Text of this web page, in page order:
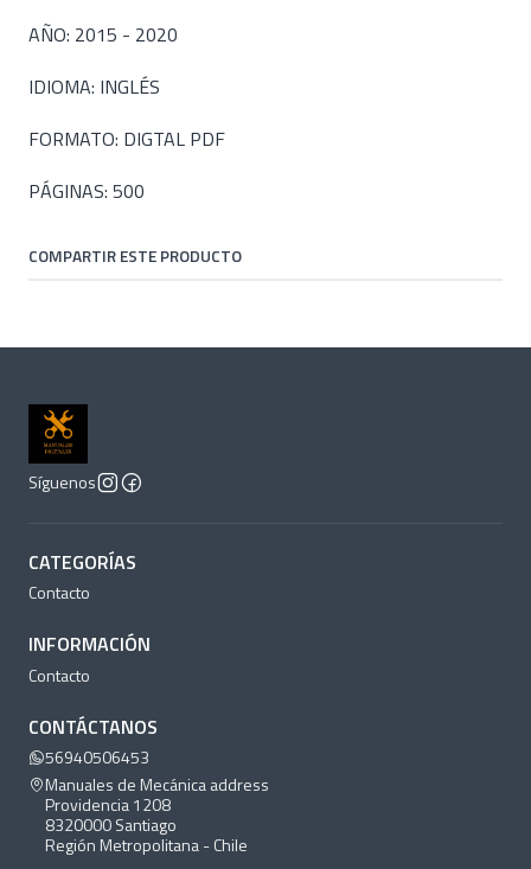
AÑO: 2015 - 2020
IDIOMA: INGLÉS
FORMATO: DIGTAL PDF
PÁGINAS: 500
COMPARTIR ESTE PRODUCTO
Síguenos
CATEGORÍAS
Contacto
INFORMACIÓN
Contacto
CONTÁCTANOS
56940506453
Manuales de Mecánica address
Providencia 1208
8320000 Santiago
Región Metropolitana - Chile